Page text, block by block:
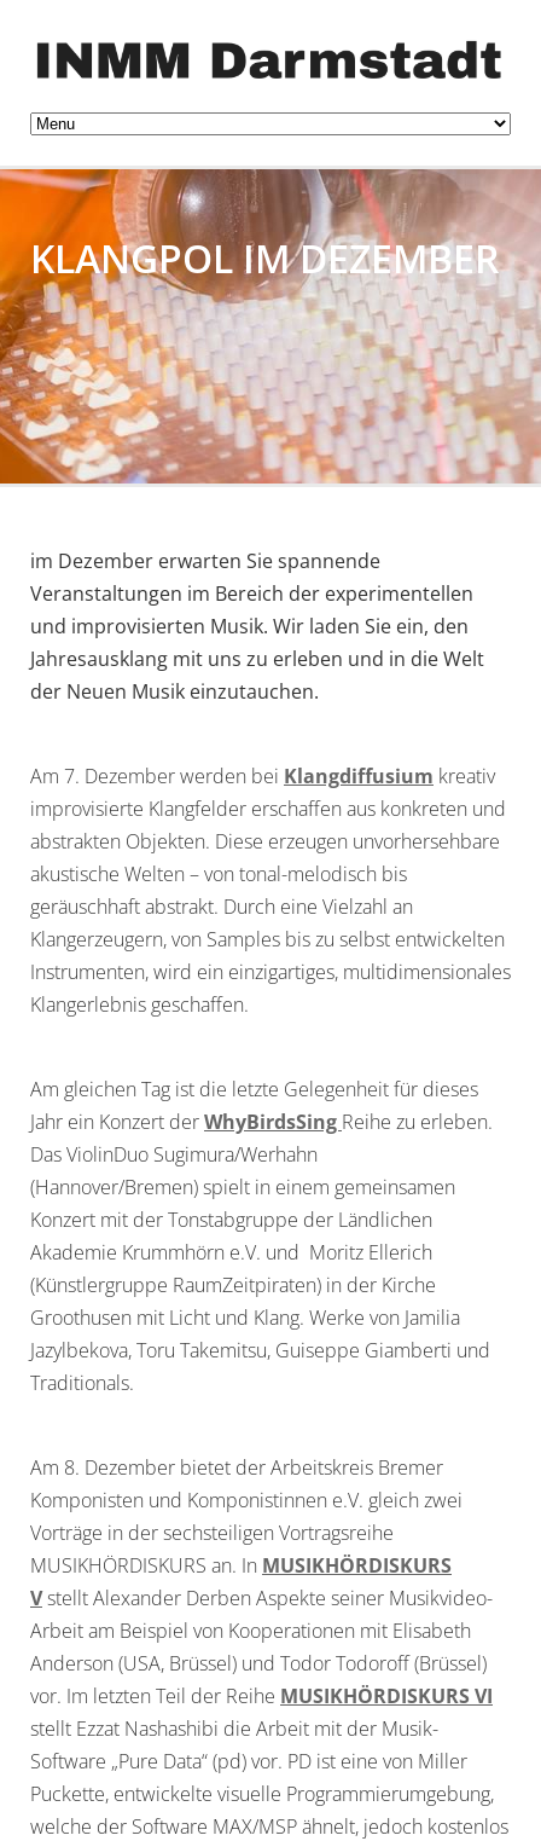
KLANGPOL IM DEZEMBER
im Dezember erwarten Sie spannende
Veranstaltungen im Bereich der experimentellen
und improvisierten Musik. Wir laden Sie ein, den
Jahresausklang mit uns zu erleben und in die Welt
der Neuen Musik einzutauchen.
Am 7. Dezember werden bei Klangdiffusium kreativ
improvisierte Klangfelder erschaffen aus konkreten und
abstrakten Objekten. Diese erzeugen unvorhersehbare
akustische Welten – von tonal-melodisch bis
geräuschhaft abstrakt. Durch eine Vielzahl an
Klangerzeugern, von Samples bis zu selbst entwickelten
Instrumenten, wird ein einzigartiges, multidimensionales
Klangerlebnis geschaffen.
Am gleichen Tag ist die letzte Gelegenheit für dieses
Jahr ein Konzert derWhyBirdsSing Reihe zu erleben.
Das ViolinDuo Sugimura/Werhahn
(Hannover/Bremen) spielt in einem gemeinsamen
Konzert mit der Tonstabgruppe der Ländlichen
Akademie Krummhörn e.V. und Moritz Ellerich
(Künstlergruppe RaumZeitpiraten) in der Kirche
Groothusen mit Licht und Klang. Werke von Jamilia
Jazylbekova, Toru Takemitsu, Guiseppe Giamberti und
Traditionals.
Am 8. Dezember bietet der Arbeitskreis Bremer
Komponisten und Komponistinnen e.V. gleich zwei
Vorträge in der sechsteiligen Vortragsreihe
MUSIKHÖRDISKURS an. In MUSIKHÖRDISKURS
Vstellt Alexander Derben Aspekte seiner Musikvideo-
Arbeit am Beispiel von Kooperationen mit Elisabeth
Anderson (USA, Brüssel) und Todor Todoroff (Brüssel)
vor. Im letzten Teil der Reihe MUSIKHÖRDISKURS VI
stellt Ezzat Nashashibi die Arbeit mit der Musik-
Software „Pure Data“ (pd) vor. PD ist eine von Miller
Puckette, entwickelte visuelle Programmierumgebung,
welche der Software MAX/MSP ähnelt, jedoch kostenlos